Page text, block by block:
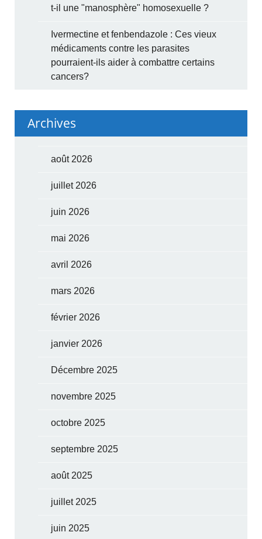
t-il une "manosphère" homosexuelle ?
Ivermectine et fenbendazole : Ces vieux
médicaments contre les parasites
pourraient-ils aider à combattre certains
cancers?
Archives
août 2026
juillet 2026
juin 2026
mai 2026
avril 2026
mars 2026
février 2026
janvier 2026
Décembre 2025
novembre 2025
octobre 2025
septembre 2025
août 2025
juillet 2025
juin 2025